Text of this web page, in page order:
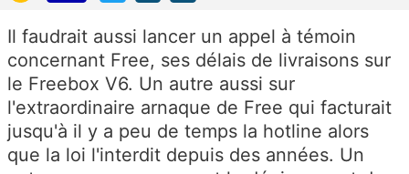
Il faudrait aussi lancer un appel à témoin
concernant Free, ses délais de livraisons sur
le Freebox V6. Un autre aussi sur
l'extraordinaire arnaque de Free qui facturait
jusqu'à il y a peu de temps la hotline alors
que la loi l'interdit depuis des années. Un